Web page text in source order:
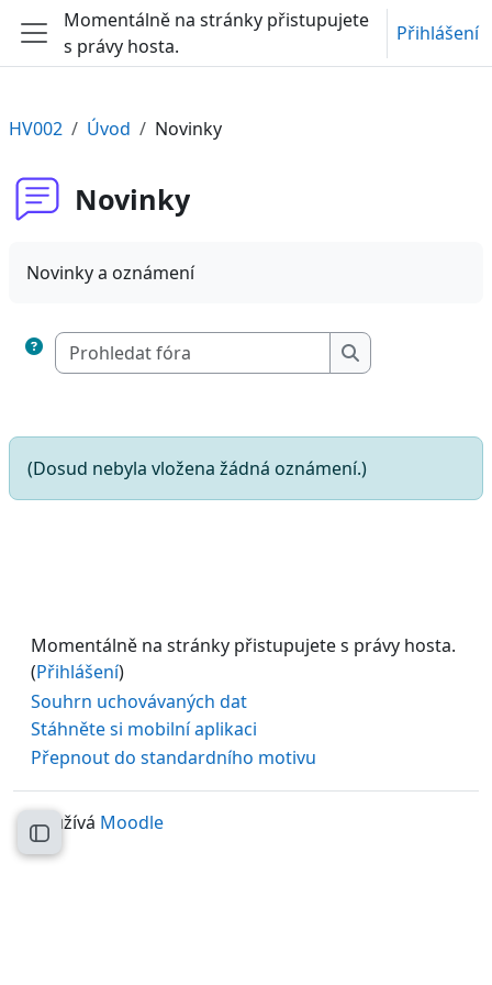
Přejít k hlavnímu obsahu
Boční panel
Momentálně na stránky přistupujete
s právy hosta.
Přihlášení
Otevřít indexu kurzu
HV002 Úvod Novinky
Novinky
Novinky a oznámení
Prohledat fóra
Prohledat fóra
(Dosud nebyla vložena žádná oznámení.)
Momentálně na stránky přistupujete s právy hosta.
(Přihlášení)
Souhrn uchovávaných dat
Stáhněte si mobilní aplikaci
Přepnout do standardního motivu
Používá Moodle